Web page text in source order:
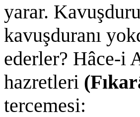
yarar.
kavuşduranı
ederler? Hâce-i
hazretleri
tercemesi: